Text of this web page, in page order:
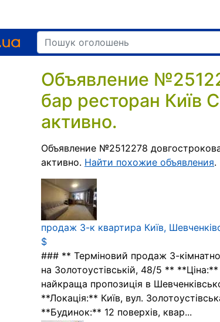
Объявление
бар ресторан Київ
активно.
Объявление №2512278
активно. Найти похожие объявления.
продаж 3-к квартира Київ,
$
### ** Терміновий продаж 3-
на Золотоустівській, 48/5 **
найкраща пропозиція в
**Локація:** Київ, вул.
**Будинок:** 12 поверхів, квар...